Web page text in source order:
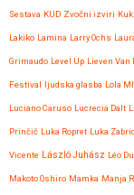
Sestava KUD Zvočni izviri
Lakiko Lamina Larry Ochs
Grimaudo Level Up Lieven Van
Festival ljudska glasba Lola
Luciano Caruso Lucrecia Dalt
Prinčič Luka Ropret Luka
Vicente László Juhász Léo
Makoto Oshiro Mamka Manja